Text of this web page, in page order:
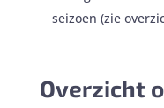
seizoen (zie
Overzicht